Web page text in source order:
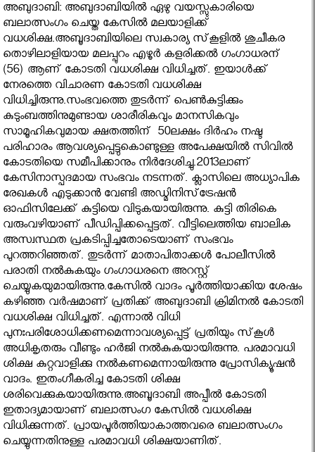
അബുദാബി: അബുദാബിയില്‍ ഏഴു വയസ്സുകാരിയെ
ബലാത്സംഗം ചെയ്ത കേസില്‍ മലയാളിക്ക്
വധശിക്ഷ.അബൂദാബിയിലെ സ്വകാര്യ സ്‌കൂളില്‍ ശുചീകര
തൊഴിലാളിയായ മലപ്പുറം എഴൂര്‍ കളരിക്കല്‍ ഗംഗാധരന്
(56) ആണ് കോടതി വധശിക്ഷ വിധിച്ചത്. ഇയാള്‍ക്ക്
നേരത്തെ വിചാരണ കോടതി വധശിക്ഷ
വിധിച്ചിരുന്നു.സംഭവത്തെ തുടര്‍ന്ന് പെണ്‍കുട്ടിക്കും
കുടുംബത്തിനുമുണ്ടായ ശാരീരികവും മാനസികവും
സാമൂഹികവുമായ ക്ഷതത്തിന് 50ലക്ഷം ദിര്‍ഹം നഷ്ട
പരിഹാരം ആവശ്യപ്പെട്ടുകൊണ്ടുള്ള അപേക്ഷയില്‍ സിവില്‍
കോടതിയെ സമീപിക്കാനും നിര്‍ദേശിച്ചു.2013ലാണ്
കേസിനാസ്പദമായ സംഭവം നടന്നത്. ക്ലാസിലെ അധ്യാപിക
രേഖകൾ എടുക്കാൻ വേണ്ടി അഡ്മിനിസ്‌ട്രേഷൻ
ഓഫിസിലേക്ക് കുട്ടിയെ വിടുകയായിരുന്നു. കുട്ടി തിരികെ
വരുംവഴിയാണ് പീഡിപ്പിക്കപ്പെട്ടത്. വീട്ടിലെത്തിയ ബാലിക
അസ്വസ്ഥത പ്രകടിപ്പിച്ചതോടെയാണ് സംഭവം
പുറത്തറിഞ്ഞത്. തുടർന്ന് മാതാപിതാക്കൾ പോലീസിൽ
പരാതി നൽകുകയും ഗംഗാധരനെ അറസ്റ്റ്
ചെയ്യുകയുമായിരുന്നു.കേസില്‍ വാദം പൂര്‍ത്തിയാക്കിയ ശേഷം
കഴിഞ്ഞ വര്‍ഷമാണ് പ്രതിക്ക് അബുദാബി ക്രിമിനല്‍ കോടതി
വധശിക്ഷ വിധിച്ചത്. എന്നാല്‍ വിധി
പുനഃപരിശോധിക്കണമെന്നാവശ്യപ്പെട്ട് പ്രതിയും സ്‌കൂള്‍
അധികൃതരും വീണ്ടും ഹര്‍ജി നല്‍കുകയായിരുന്നു. പരമാവധി
ശിക്ഷ കുറ്റവാളിക്കു നല്‍കണമെന്നായിരുന്നു പ്രോസിക്യൂഷന്‍
വാദം. ഇതംഗീകരിച്ച കോടതി ശിക്ഷ
ശരിവെക്കുകയായിരുന്നു.അബൂദാബി അപ്പീല്‍ കോടതി
ഇതാദ്യമായാണ് ബലാത്സംഗ കേസില്‍ വധശിക്ഷ
വിധിക്കുന്നത്. പ്രായപൂര്‍ത്തിയാകാത്തവരെ ബലാത്സംഗം
ചെയ്യുന്നതിനുള്ള പരമാവധി ശിക്ഷയാണിത്.